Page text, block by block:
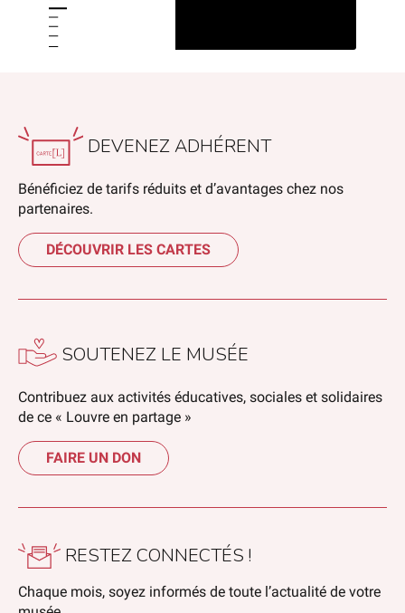
DEVENEZ ADHÉRENT
Bénéficiez de tarifs réduits et d’avantages chez nos
partenaires.
DÉCOUVRIR LES CARTES
SOUTENEZ LE MUSÉE
Contribuez aux activités éducatives, sociales et solidaires
de ce « Louvre en partage »
FAIRE UN DON
RESTEZ CONNECTÉS !
Chaque mois, soyez informés de toute l’actualité de votre